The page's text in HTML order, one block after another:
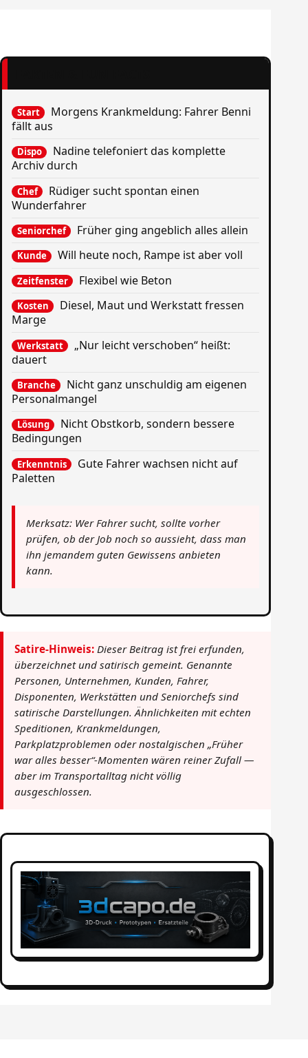
Start
Morgens Krankmeldung: Fahrer Benni
fällt aus
Dispo
Nadine telefoniert das komplette
Archiv durch
Chef
Rüdiger sucht spontan einen
Wunderfahrer
Seniorchef Früher ging angeblich alles allein
Kunde Will heute noch, Rampe ist aber voll
Zeitfenster Flexibel wie Beton
Kosten
Diesel, Maut und Werkstatt fressen
Marge
Werkstatt
„Nur leicht verschoben“ heißt:
dauert
Branche
Nicht ganz unschuldig am eigenen
Personalmangel
Lösung
Nicht Obstkorb, sondern bessere
Bedingungen
Erkenntnis
Gute Fahrer wachsen nicht auf
Paletten
Merksatz: Wer Fahrer sucht, sollte vorher
prüfen, ob der Job noch so aussieht, dass man
ihn jemandem guten Gewissens anbieten
kann.
Satire-Hinweis: Dieser Beitrag ist frei erfunden,
überzeichnet und satirisch gemeint. Genannte
Personen, Unternehmen, Kunden, Fahrer,
Disponenten, Werkstätten und Seniorchefs sind
satirische Darstellungen. Ähnlichkeiten mit echten
Speditionen, Krankmeldungen,
Parkplatzproblemen oder nostalgischen „Früher
war alles besser“-Momenten wären reiner Zufall —
aber im Transportalltag nicht völlig
ausgeschlossen.